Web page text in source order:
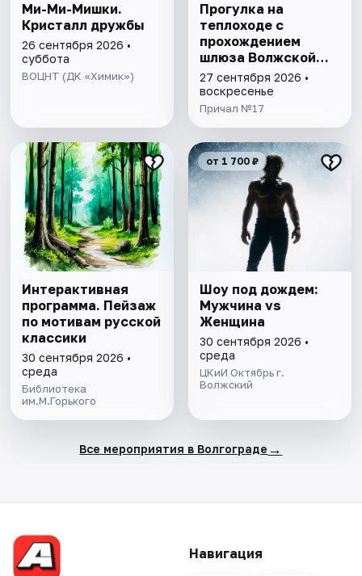
Ми-Ми-Мишки.
Кристалл дружбы
26 сентября 2026 •
суббота
ВОЦНТ (ДК «Химик»)
Прогулка на
теплоходе с
прохождением
шлюза Волжской
ГЭС
27 сентября 2026 •
воскресенье
Причал №17
Интерактивная
программа. Пейзаж
по мотивам русской
классики
30 сентября 2026 •
среда
Библиотека
им.М.Горького
от 1 700 ₽
Шоу под дождем:
Мужчина vs
Женщина
30 сентября 2026 •
среда
ЦКиИ Октябрь г.
Волжский
Все мероприятия в Волгограде →
Навигация